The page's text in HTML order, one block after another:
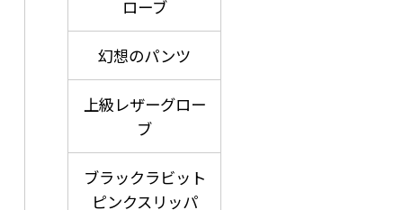
ローブ
幻想のパンツ
上級レザーグロー
ブ
ブラックラビット
ピンクスリッパ